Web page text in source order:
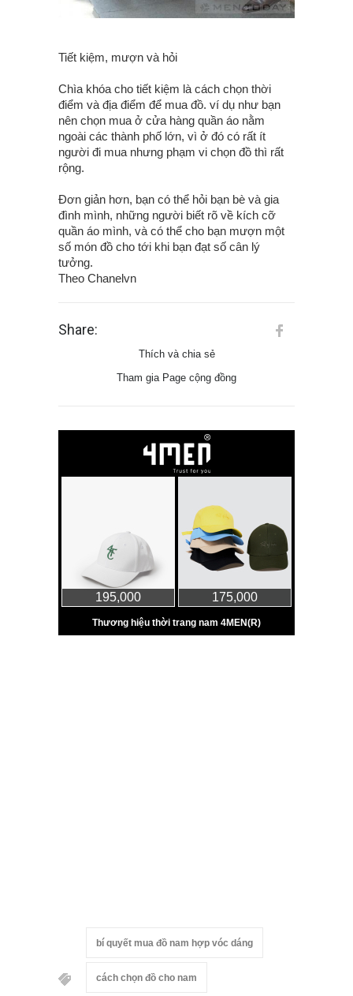
Tiết kiệm, mượn và hỏi
Chìa khóa cho tiết kiệm là cách chọn thời
điểm và địa điểm để mua đồ. ví dụ như bạn
nên chọn mua ở cửa hàng quần áo nằm
ngoài các thành phố lớn, vì ở đó có rất ít
người đi mua nhưng phạm vi chọn đồ thì rất
rộng.
Đơn giản hơn, bạn có thể hỏi bạn bè và gia
đình mình, những người biết rõ về kích cỡ
quần áo mình, và có thể cho bạn mượn một
số món đồ cho tới khi bạn đạt số cân lý
tưởng.
Theo Chanelvn
Share:
Thích và chia sẻ
Tham gia Page cộng đồng
bí quyết mua đồ nam hợp vóc dáng
cách chọn đồ cho nam